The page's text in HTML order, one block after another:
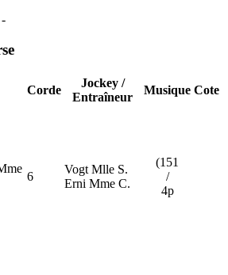
Corde
Jockey /
Entraîneur
Musique Cote
6
Vogt Mlle S.
Erni Mme C.
(151
/
4p